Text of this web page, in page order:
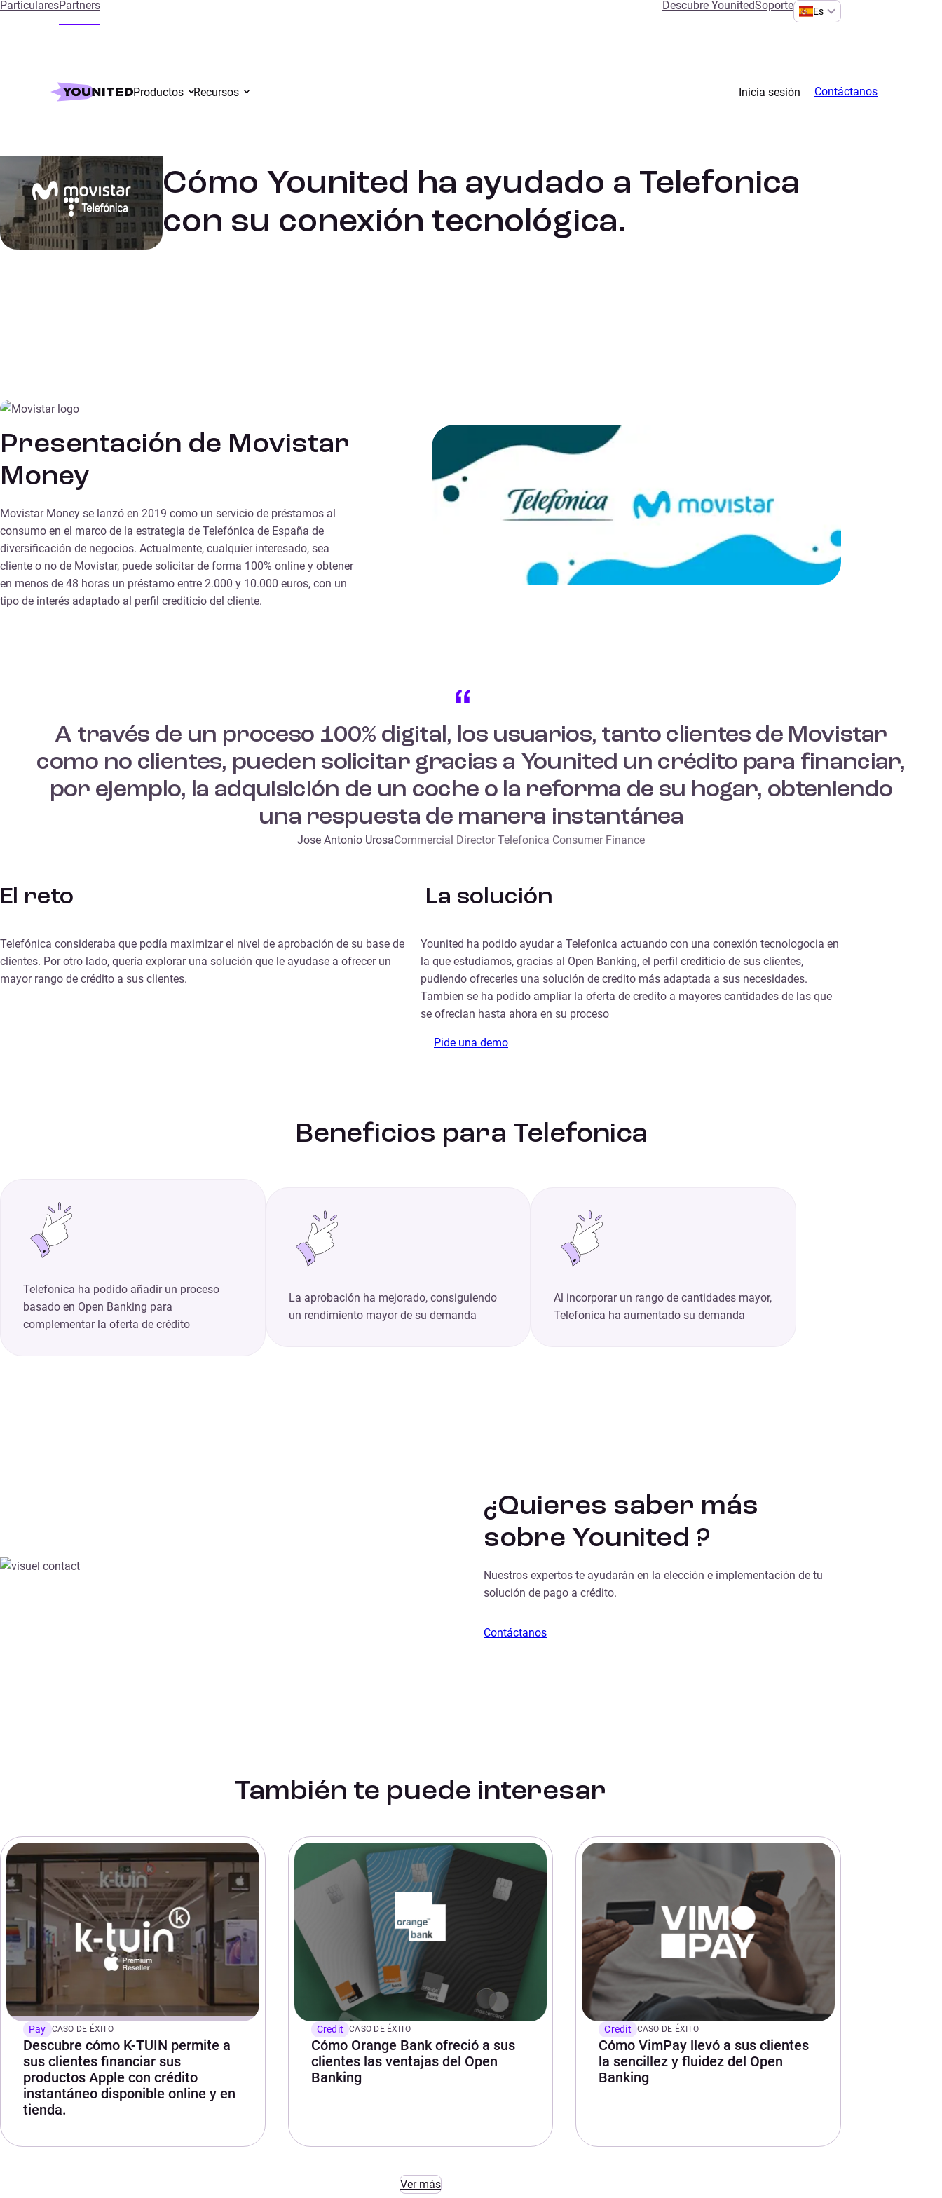
ParticularesPartners Descubre YounitedSoporte Es
Productos Recursos Inicia sesión Contáctanos
References Cómo Younited ha ayudado a Telefonica con su conexión tecnológica.
Cómo Younited ha ayudado a Telefonica
con su conexión tecnológica.
Presentación de Movistar
Money
Movistar Money se lanzó en 2019 como un servicio de préstamos al
consumo en el marco de la estrategia de Telefónica de España de
diversificación de negocios. Actualmente, cualquier interesado, sea
cliente o no de Movistar, puede solicitar de forma 100% online y obtener
en menos de 48 horas un préstamo entre 2.000 y 10.000 euros, con un
tipo de interés adaptado al perfil crediticio del cliente.
A través de un proceso 100% digital, los usuarios, tanto clientes de Movistar
como no clientes, pueden solicitar gracias a Younited un crédito para financiar,
por ejemplo, la adquisición de un coche o la reforma de su hogar, obteniendo
una respuesta de manera instantánea
Jose Antonio UrosaCommercial Director Telefonica Consumer Finance
El reto
Telefónica consideraba que podía maximizar el nivel de aprobación de su base de
clientes. Por otro lado, quería explorar una solución que le ayudase a ofrecer un
mayor rango de crédito a sus clientes.
La solución
Younited ha podido ayudar a Telefonica actuando con una conexión tecnologocia en
la que estudiamos, gracias al Open Banking, el perfil crediticio de sus clientes,
pudiendo ofrecerles una solución de credito más adaptada a sus necesidades.
Tambien se ha podido ampliar la oferta de credito a mayores cantidades de las que
se ofrecian hasta ahora en su proceso
Pide una demo
Beneficios para Telefonica
Telefonica ha podido añadir un proceso
basado en Open Banking para
complementar la oferta de crédito
La aprobación ha mejorado, consiguiendo
un rendimiento mayor de su demanda
Al incorporar un rango de cantidades mayor,
Telefonica ha aumentado su demanda
¿Quieres saber más
sobre Younited ?
Nuestros expertos te ayudarán en la elección e implementación de tu
solución de pago a crédito.
Contáctanos
También te puede interesar
Pay CASO DE ÉXITO
Descubre cómo K-TUIN permite a
sus clientes financiar sus
productos Apple con crédito
instantáneo disponible online y en
tienda.
Credit CASO DE ÉXITO
Cómo Orange Bank ofreció a sus
clientes las ventajas del Open
Banking
Credit CASO DE ÉXITO
Cómo VimPay llevó a sus clientes
la sencillez y fluidez del Open
Banking
Ver más